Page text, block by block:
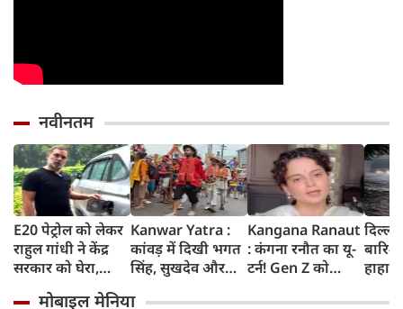
नवीनतम
E20 पेट्रोल को लेकर
राहुल गांधी ने केंद्र
सरकार को घेरा,
Kanwar Yatra :
कांवड़ में दिखी भगत
सिंह, सुखदेव और
Kangana Ranaut
: कंगना रनौत का यू-
टर्न! Gen Z को
मोबाइल मेनिया